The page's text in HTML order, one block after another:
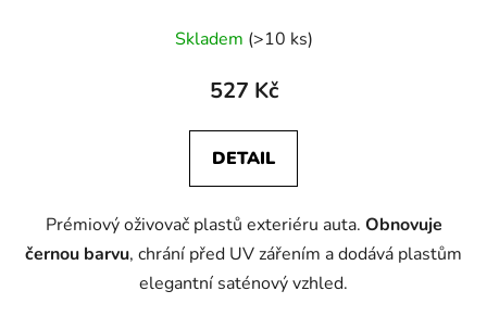
Skladem (>10 ks)
527 Kč
DETAIL
Prémiový oživovač plastů exteriéru auta. Obnovuje
černou barvu, chrání před UV zářením a dodává plastům
elegantní saténový vzhled.